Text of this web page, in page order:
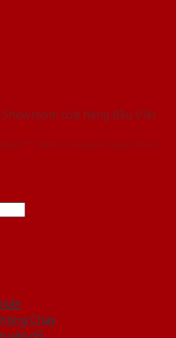
cửa hàng đầu Việt
| Đơn vị chủ quản SaigonDoor
Cháy